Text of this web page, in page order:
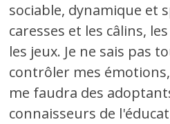
sociable, dynamique et
caresses et les câlins,
les jeux. Je ne sais pas
contrôler mes
me faudra des
connaisseurs de